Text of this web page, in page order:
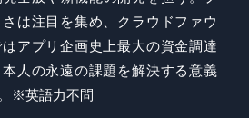
は注目を集め、クラウドファウ
アプリ企画史上最大の資金調達
人の永遠の課題を解決する意義
※英語力不問